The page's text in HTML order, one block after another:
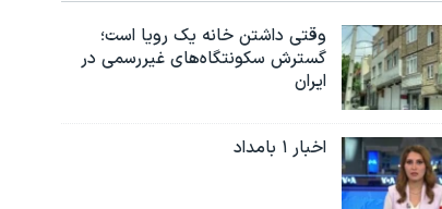
وقتی داشتن خانه یک رویا است؛
گسترش سکونتگاه‌های غیررسمی در
ایران
اخبار ۱ بامداد